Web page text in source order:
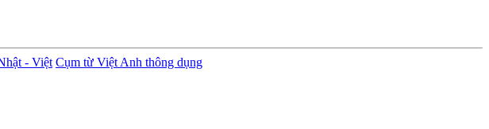
- Việt Cụm từ Việt Anh thông dụng